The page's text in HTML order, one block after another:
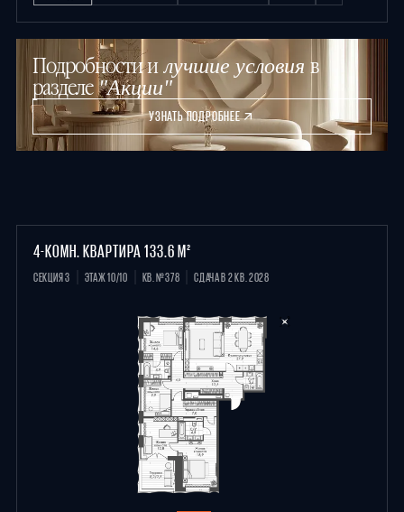
Подробности илучшие условия в
разделе"Акции"
УЗНАТЬ ПОДРОБНЕЕ
4-КОМН. КВАРТИРА 133.6 М²
СЕКЦИЯ 3 ЭТАЖ 10/10 КВ. №378 СДАЧА В 2 КВ. 2028